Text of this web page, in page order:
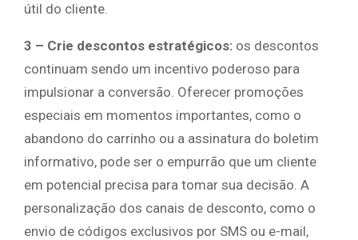
útil do cliente.
3 – Crie descontos estratégicos: os descontos
continuam sendo um incentivo poderoso para
impulsionar a conversão. Oferecer promoções
especiais em momentos importantes, como o
abandono do carrinho ou a assinatura do boletim
informativo, pode ser o empurrão que um cliente
em potencial precisa para tomar sua decisão. A
personalização dos canais de desconto, como o
envio de códigos exclusivos por SMS ou e-mail,